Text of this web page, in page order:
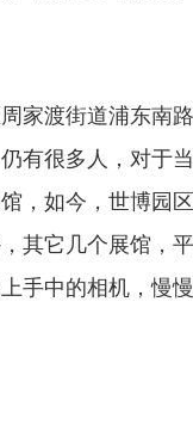
家渡街道浦东南
有很多人，对于
，如今，世博园
其它几个展馆，
手中的相机，慢